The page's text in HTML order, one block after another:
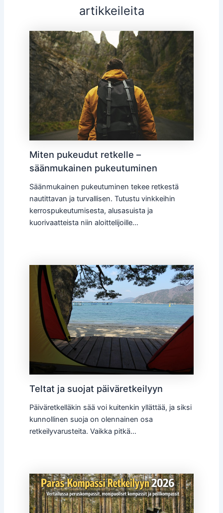
artikkeileita
Miten pukeudut retkelle –
säänmukainen pukeutuminen
Säänmukainen pukeutuminen tekee retkestä
nautittavan ja turvallisen. Tutustu vinkkeihin
kerrospukeutumisesta, alusasuista ja
kuorivaatteista niin aloittelijoille…
Teltat ja suojat päiväretkeilyyn
Päiväretkelläkin sää voi kuitenkin yllättää, ja siksi
kunnollinen suoja on olennainen osa
retkeilyvarusteita. Vaikka pitkä…